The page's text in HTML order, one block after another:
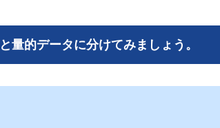
的データに分けてみましょう。